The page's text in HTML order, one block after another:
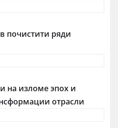
почистити ряди
на изломе эпох и
отрасли